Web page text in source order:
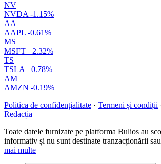
NV
NVDA -1.15%
AA
AAPL -0.61%
MS
MSFT +2.32%
TS
TSLA +0.78%
AM
AMZN -0.19%
Politica de confidențialitate · Termeni și condiții
Redacția
Toate datele furnizate pe platforma Bulios au
informativ și nu sunt destinate tranzacționării
mai multe